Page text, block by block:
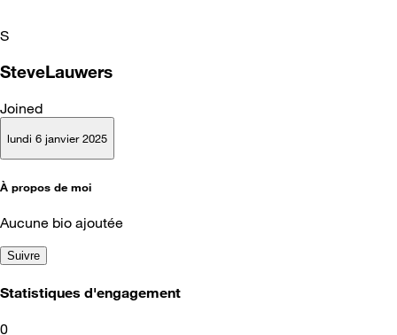
S
SteveLauwers
Joined
lundi 6 janvier 2025
À propos de moi
Aucune bio ajoutée
Suivre
Statistiques d'engagement
0